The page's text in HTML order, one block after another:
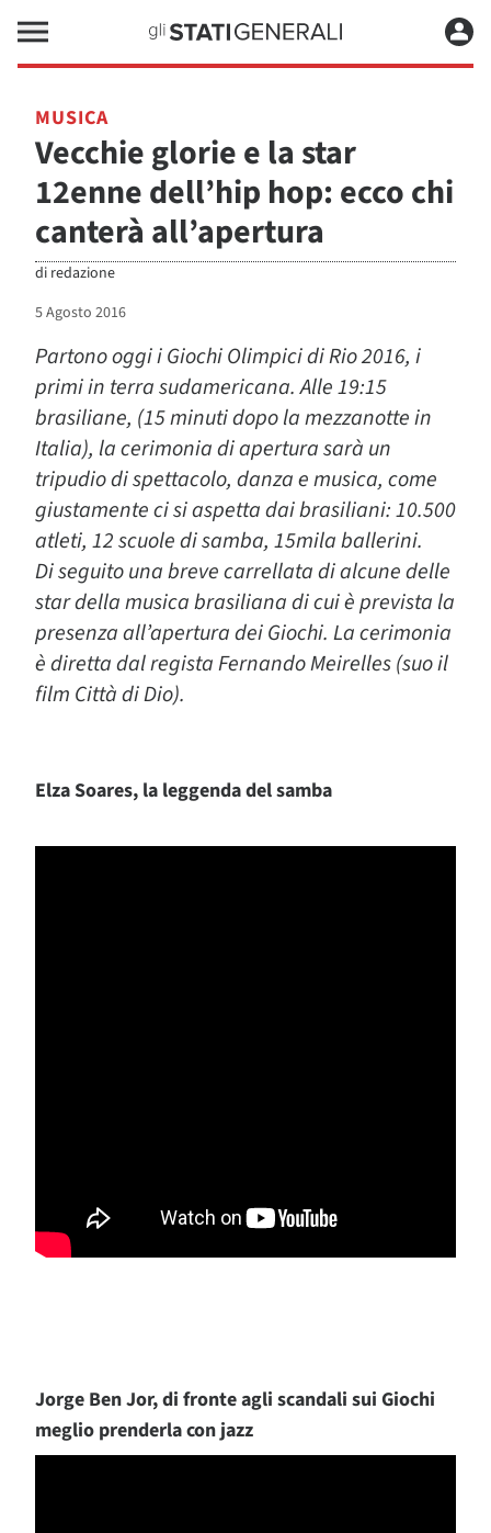
MUSICA
Vecchie glorie e la star
12enne dell’hip hop: ecco chi
canterà all’apertura
di redazione
5 Agosto 2016
Partono oggi i Giochi Olimpici di Rio 2016, i
primi in terra sudamericana. Alle 19:15
brasiliane, (15 minuti dopo la mezzanotte in
Italia), la cerimonia di apertura sarà un
tripudio di spettacolo, danza e musica, come
giustamente ci si aspetta dai brasiliani: 10.500
atleti, 12 scuole di samba, 15mila ballerini.
Di seguito una breve carrellata di alcune delle
star della musica brasiliana di cui è prevista la
presenza all’apertura dei Giochi. La cerimonia
è diretta dal regista Fernando Meirelles (suo il
film Città di Dio).
Elza Soares, la leggenda del samba
Jorge Ben Jor,di fronte agli scandali sui Giochi
meglio prenderla con jazz